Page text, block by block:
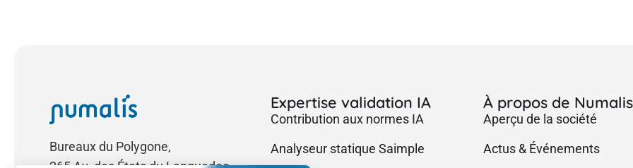
Bureaux du Polygone,
Expertise validation IA
Contribution aux normes IA
Analyseur statique Saimple
À propos de Numalis
Aperçu de la société
Actus & Événements